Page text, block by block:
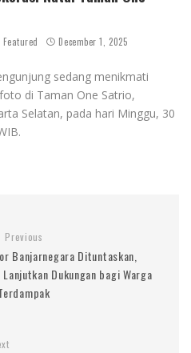
Featured December 1, 2025
sedang menikmati
di Taman One Satrio,
Selatan, pada hari Minggu, 30
Previous
Banjarnegara Dituntaskan,
Dukungan bagi Warga